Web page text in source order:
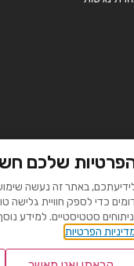
שלכם
כדי לספק חוויית גלישה
סטטיסטיים. למידע
הפרטיות